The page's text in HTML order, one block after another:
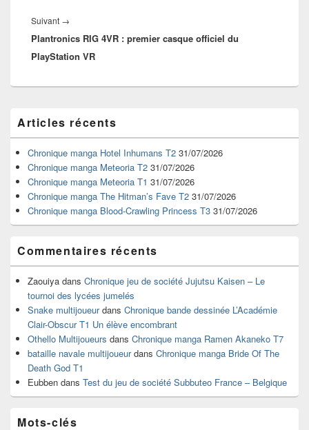
Suivant →
suivant :
Plantronics RIG 4VR : premier casque officiel du
PlayStation VR
principale
de
widget
pour
barre
latérale
Articles récents
Chronique manga Hotel Inhumans T2 31/07/2026
Chronique manga Meteoria T2 31/07/2026
Chronique manga Meteoria T1 31/07/2026
Chronique manga The Hitman’s Fave T2 31/07/2026
Chronique manga Blood-Crawling Princess T3 31/07/2026
Commentaires récents
Zaouiya dans Chronique jeu de société Jujutsu Kaisen – Le
tournoi des lycées jumelés
Snake multijoueurdans Chronique bande dessinée L’Académie
Clair-Obscur T1 Un élève encombrant
Othello Multijoueurs dans Chronique manga Ramen Akaneko T7
bataille navale multijoueurdans Chronique manga Bride Of The
Death God T1
Eubben dans Test du jeu de société Subbuteo France – Belgique
Mots-clés